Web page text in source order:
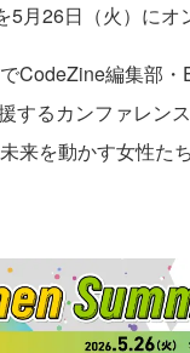
5月26日（火）にオ
CodeZine編集部
するカンファレン
来を動かす女性